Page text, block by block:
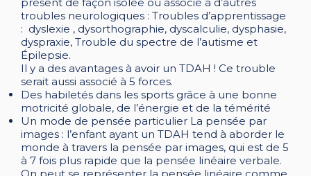
troubles neurologiques : Troubles d’apprentissage
: dyslexie , dysorthographie, dyscalculie, dysphasie,
dyspraxie, Trouble du spectre de l’autisme et
Épilepsie.
Il y a des avantages à avoir un TDAH ! Ce trouble
serait aussi associé à 5 forces.
Des habiletés dans les sports grâce à une bonne
motricité globale, de l’énergie et de la témérité
Un mode de pensée particulier La pensée par
images : l’enfant ayant un TDAH tend à aborder le
monde à travers la pensée par images, qui est de 5
à 7 fois plus rapide que la pensée linéaire verbale.